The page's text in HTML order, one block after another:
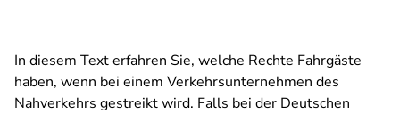
In diesem Text erfahren Sie, welche Rechte Fahrgäste
haben, wenn bei einem Verkehrsunternehmen des
Nahverkehrs gestreikt wird. Falls bei der Deutschen